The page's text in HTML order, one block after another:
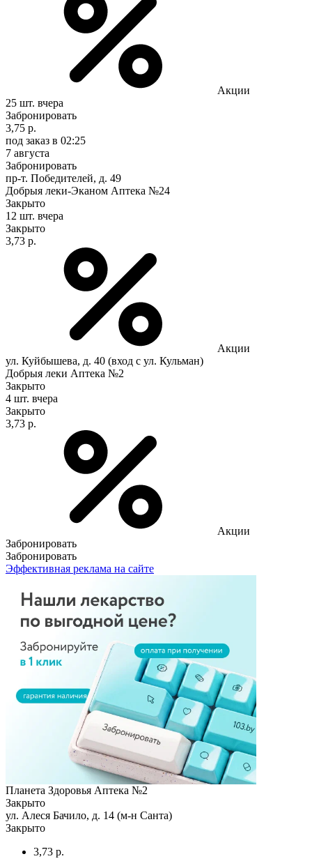
Акции
25 шт. вчера
Забронировать
3,75 р.
под заказ в 02:25
7 августа
Забронировать
пр-т. Победителей, д. 49
Добрыя леки-Эканом Аптека №24
Закрыто
12 шт. вчера
Закрыто
3,73 р.
Акции
ул. Куйбышева, д. 40 (вход с ул. Кульман)
Добрыя леки Аптека №2
Закрыто
4 шт. вчера
Закрыто
3,73 р.
Акции
Забронировать
Забронировать
Эффективная реклама на сайте
Планета Здоровья Аптека №2
Закрыто
ул. Алеся Бачило, д. 14 (м-н Санта)
Закрыто
3,73 р.